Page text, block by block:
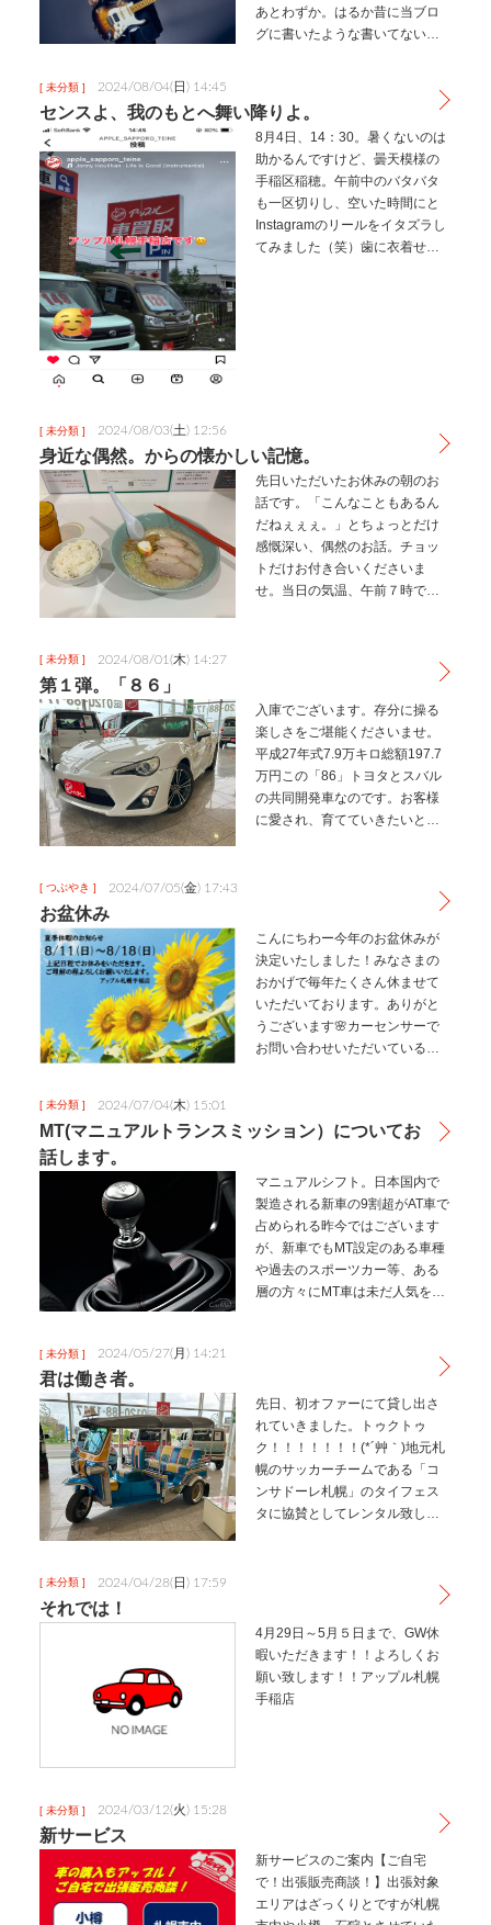
あとわずか。はるか昔に当ブロ
グに書いたような書いてないよ
ございます。確か前に書いた時
はスティーヴ・ヴァイが大好き
と書いた記憶…
[ 未分類 ] 2024/08/04(日) 14:45
センスよ、我のもとへ舞い降りよ。
8月4日、14：30。暑くないのは
助かるんですけど、曇天模様の
手稲区稲穂。午前中のバタバタ
も一区切りし、空いた時間にと
Instagramのリールをイタズラし
てみました（笑）歯に衣着せず
[ 未分類 ] 2024/08/03(土) 12:56
身近な偶然。からの懐かしい記憶。
先日いただいたお休みの朝のお
話です。「こんなこともあるん
だねぇぇぇ。」とちょっとだけ
感慨深い、偶然のお話。チョッ
トだけお付き合いくださいま
せ。当日の気温、午前７時です
かり派）、Googleで検索をした
ところ、…
[ 未分類 ] 2024/08/01(木) 14:27
第１弾。「８６」
入庫でございます。存分に操る
楽しさをご堪能くださいませ。
平成27年式7.9万キロ総額197.7
万円この「86」トヨタとスバル
の共同開発車なのです。お客様
に愛され、育てていきたいとの
[ つぶやき ] 2024/07/05(金) 17:43
お盆休み
こんにちわー今年のお盆休みが
決定いたしました！みなさまの
おかげで毎年たくさん休ませて
いただいております。ありがと
うございます🌸カーセンサーで
お問い合わせいただいているお
申し訳ありませんが一度お休み
[ 未分類 ] 2024/07/04(木) 15:01
MT(マニュアルトランスミッション）についてお
話します。
マニュアルシフト。日本国内で
製造される新車の9割超がAT車で
占められる昨今ではございます
が、新車でもMT設定のある車種
や過去のスポーツカー等、ある
層の方々にMT車は未だ人気を博
しな…
[ 未分類 ] 2024/05/27(月) 14:21
君は働き者。
先日、初オファーにて貸し出さ
れていきました。トゥクトゥ
ク！！！！！！！(*´艸｀)地元札
幌のサッカーチームである「コ
ンサドーレ札幌」のタイフェス
タに協賛としてレンタル致しま
して２４hで￥１１,０００(税込
み）…
[ 未分類 ] 2024/04/28(日) 17:59
それでは！
4月29日～5月５日まで、GW休
暇いただきます！！よろしくお
願い致します！！アップル札幌
手稲店
[ 未分類 ] 2024/03/12(火) 15:28
新サービス
新サービスのご案内【ご自宅
で！出張販売商談！】出張対象
エリアはざっくりとですが札幌